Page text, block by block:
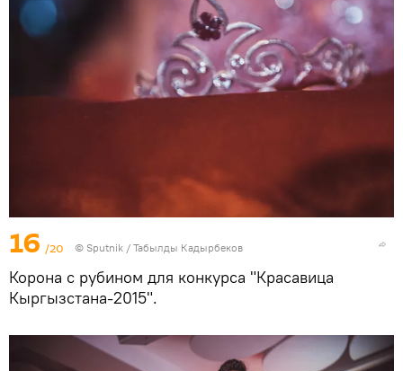
16 /20 © Sputnik / Табылды Кадырбеков
Корона с рубином для конкурса "Красавица
Кыргызстана-2015".